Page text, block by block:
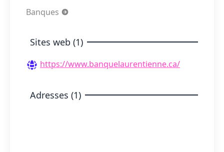
Banques
Sites web (1)
https://www.banquelaurentienne.ca/
Adresses (1)